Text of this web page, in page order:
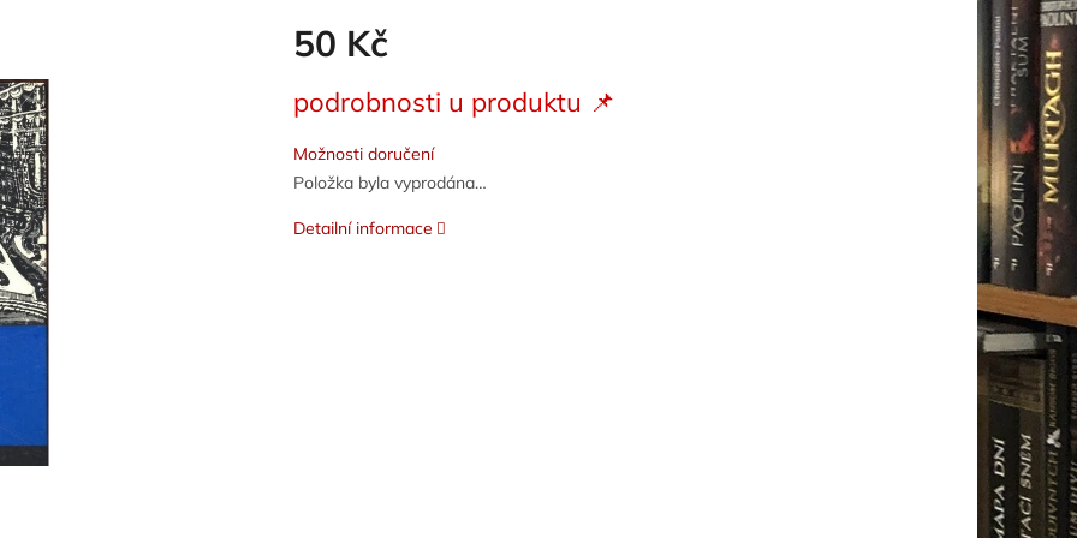
50 Kč
cena:
podrobnosti u produktu 📌
Možnosti doručení
Položka byla vyprodána…
Detailní informace